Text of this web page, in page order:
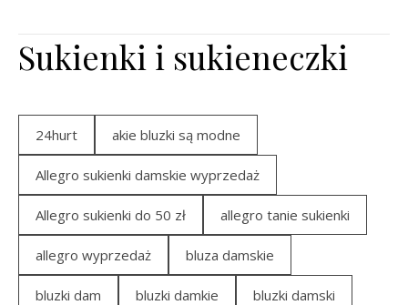
Sukienki i sukieneczki
24hurt akie bluzki są modne
Allegro sukienki damskie wyprzedaż
Allegro sukienki do 50 zł allegro tanie sukienki
allegro wyprzedaż bluza damskie
bluzki dam bluzki damkie bluzki damski